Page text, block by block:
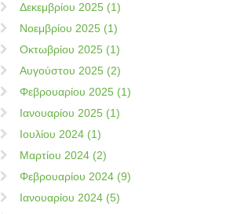
Δεκεμβρίου 2025 (1)
Νοεμβρίου 2025 (1)
Οκτωβρίου 2025 (1)
Αυγούστου 2025 (2)
Φεβρουαρίου 2025 (1)
Ιανουαρίου 2025 (1)
Ιουλίου 2024 (1)
Μαρτίου 2024 (2)
Φεβρουαρίου 2024 (9)
Ιανουαρίου 2024 (5)